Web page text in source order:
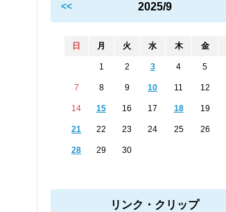
<< 2025/9
日 月 火 水 木 金
1 2 3 4 5
7 8 9 10 11 12
14 15 16 17 18 19
21 22 23 24 25 26
28 29 30
リンク・クリップ